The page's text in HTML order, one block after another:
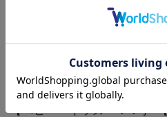
【ベビー・キッズ・ママ小